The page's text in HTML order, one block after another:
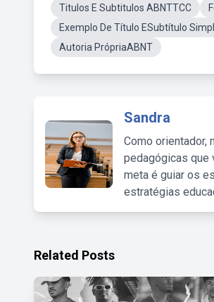
Titulos E Subtitulos ABNTTCC
Exemplo De Título ESubtítulo
Autoria PrópriaABNT
Sandra
Como orientador,
pedagógicas que
meta é guiar os
estratégias
Related Posts